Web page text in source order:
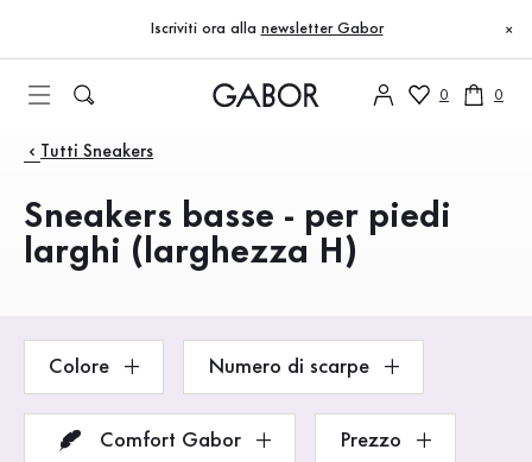
Vai al contenuto principale
Vai alla navigazione principale
Iscriviti ora alla newsletter Gabor ×
0 0
Prodotti
Tutti Sneakers
Sneakers basse - per piedi
larghi (larghezza H)
Colore Numero di scarpe
Comfort Gabor Prezzo